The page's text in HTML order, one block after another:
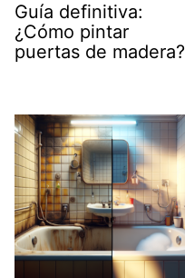
Guía definitiva:
¿Cómo pintar
puertas de madera?